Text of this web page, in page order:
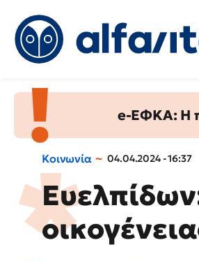
e-ΕΦΚΑ: Η
Κοινωνία 04.04.2024 - 16:37